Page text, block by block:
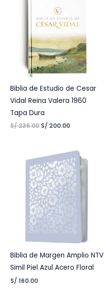
Biblia de Estudio de Cesar
Vidal Reina Valera 1960
Tapa Dura
S/235.00
S/ 235.00.
S/ 200.00
Biblia de Margen Amplio NTV
Simil Piel Azul Acero Floral
S/ 160.00